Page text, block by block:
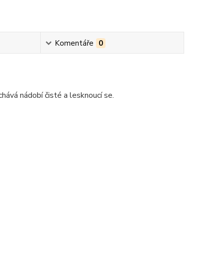
Komentáře 0
nádobí čisté a lesknoucí se.